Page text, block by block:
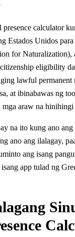
calculator
Estados Unidos
for Naturalization),
eligibility
lawful permanent
at ibinabawas ng
mga araw na hinihingi
na ito kung ano
ano ang ilalagay,
ang isang
app tulad ng